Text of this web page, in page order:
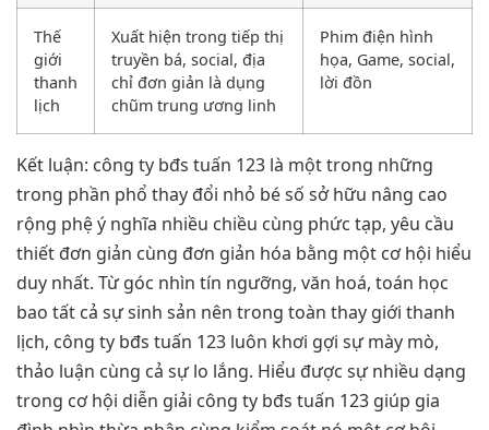
Thế
giới
thanh
lịch
Xuất hiện trong tiếp thị
truyền bá, social, địa
chỉ đơn giản là dụng
chũm trung ương linh
Phim điện hình
họa, Game, social,
lời đồn
Kết luận: công ty bđs tuấn 123 là một trong những
trong phần phổ thay đổi nhỏ bé số sở hữu nâng cao
rộng phệ ý nghĩa nhiều chiều cùng phức tạp, yêu cầu
thiết đơn giản cùng đơn giản hóa bằng một cơ hội hiểu
duy nhất. Từ góc nhìn tín ngưỡng, văn hoá, toán học
bao tất cả sự sinh sản nên trong toàn thay giới thanh
lịch, công ty bđs tuấn 123 luôn khơi gợi sự mày mò,
thảo luận cùng cả sự lo lắng. Hiểu được sự nhiều dạng
trong cơ hội diễn giải công ty bđs tuấn 123 giúp gia